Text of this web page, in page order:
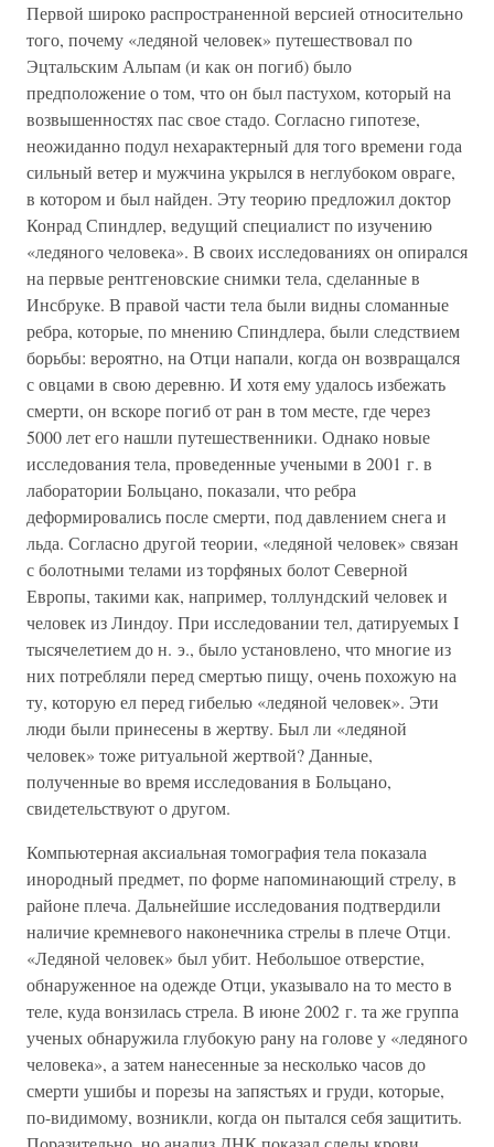
Первой широко распространенной версией относительно
того, почему «ледяной человек» путешествовал по
Эцтальским Альпам (и как он погиб) было
предположение о том, что он был пастухом, который на
возвышенностях пас свое стадо. Согласно гипотезе,
неожиданно подул нехарактерный для того времени года
сильный ветер и мужчина укрылся в неглубоком овраге,
в котором и был найден. Эту теорию предложил доктор
Конрад Спиндлер, ведущий специалист по изучению
«ледяного человека». В своих исследованиях он опирался
на первые рентгеновские снимки тела, сделанные в
Инсбруке. В правой части тела были видны сломанные
ребра, которые, по мнению Спиндлера, были следствием
борьбы: вероятно, на Отци напали, когда он возвращался
с овцами в свою деревню. И хотя ему удалось избежать
смерти, он вскоре погиб от ран в том месте, где через
5000 лет его нашли путешественники. Однако новые
исследования тела, проведенные учеными в 2001 г. в
лаборатории Больцано, показали, что ребра
деформировались после смерти, под давлением снега и
льда. Согласно другой теории, «ледяной человек» связан
с болотными телами из торфяных болот Северной
Европы, такими как, например, толлундский человек и
человек из Линдоу. При исследовании тел, датируемых I
тысячелетием до н. э., было установлено, что многие из
них потребляли перед смертью пищу, очень похожую на
ту, которую ел перед гибелью «ледяной человек». Эти
люди были принесены в жертву. Был ли «ледяной
человек» тоже ритуальной жертвой? Данные,
полученные во время исследования в Больцано,
свидетельствуют о другом.
Компьютерная аксиальная томография тела показала
инородный предмет, по форме напоминающий стрелу, в
районе плеча. Дальнейшие исследования подтвердили
наличие кремневого наконечника стрелы в плече Отци.
«Ледяной человек» был убит. Небольшое отверстие,
обнаруженное на одежде Отци, указывало на то место в
теле, куда вонзилась стрела. В июне 2002 г. та же группа
ученых обнаружила глубокую рану на голове у «ледяного
человека», а затем нанесенные за несколько часов до
смерти ушибы и порезы на запястьях и груди, которые,
по-видимому, возникли, когда он пытался себя защитить.